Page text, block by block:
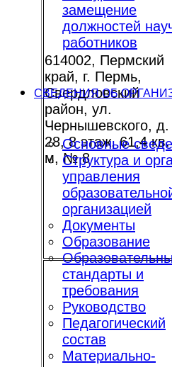
замещение
должностей
работников
СВЕДЕНИЯ ОБ
Основные
Структура и
управления
организацией
Документы
Образование
стандарты и
требования
Руководство
Педагогический
состав
Материально-
614002, Пермский
край, г. Пермь,
Свердловский
район, ул.
Чернышевского, д.
28, 8 этаж, 61,4 кв.
м, № 8